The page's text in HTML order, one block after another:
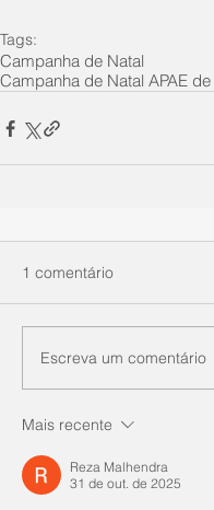
Tags:
Campanha de Natal
Campanha de Natal APAE de
1 comentário
Escreva um comentário
Mais recente
Reza Malhendra
31 de out. de 2025